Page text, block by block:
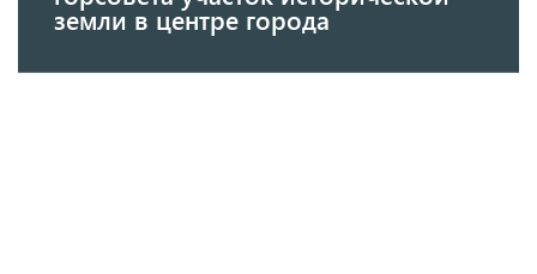
земли в центре города